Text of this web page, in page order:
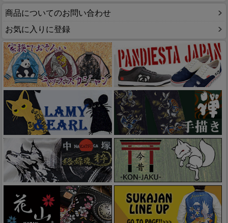
商品についてのお問い合わせ
お気に入りに登録